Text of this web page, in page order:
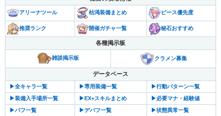
アリーナツール 枯渇装備まとめ ピース優先度
推奨ランク 開催ガチャ一覧 秘石おすすめ
各種掲示板
雑談掲示板 クラメン募集
データベース
▶︎全キャラ一覧 ▶︎専用装備一覧
▶︎行動パターン一覧
▶︎装備入手場所一覧
▶︎EX+スキルまとめ
▶︎必要マナ・経験値
▶︎バフ一覧
▶︎デバフ一覧 ▶︎状態異常一覧